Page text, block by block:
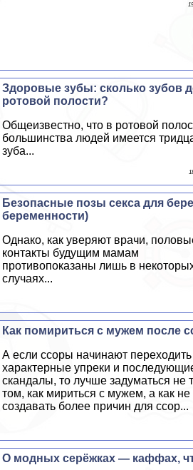
Здоровые зубы: сколько зубов
ротовой полости?
Общеизвестно, что в ротовой
большинства людей имеется
зуба...
Безопасные позы ceкcа для
беременности)
Однако, как уверяют врачи,
контакты будущим мамам
противопоказаны лишь в
случаях...
Как помириться с мужем после
А если ссоры начинают переходить
хаpaктерные упреки и
скандалы, то лучше задуматься не
том, как мириться с мужем, а как не
создавать более причин для ссор...
О модных серёжках — каффах,